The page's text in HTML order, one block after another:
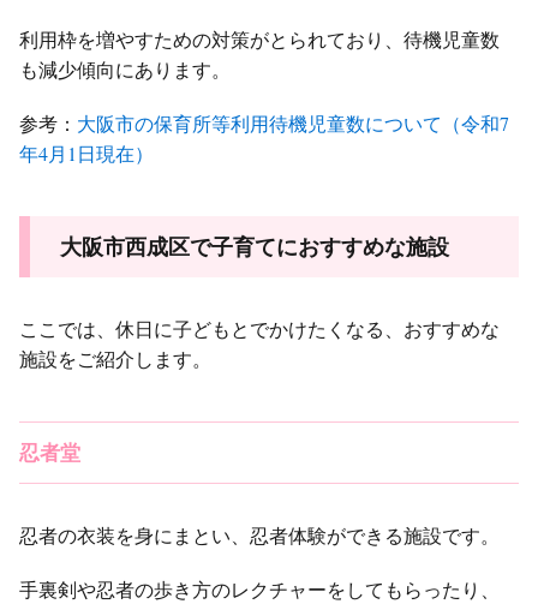
利用枠を増やすための対策がとられており、待機児童数
も減少傾向にあります。
参考： 大阪市の保育所等利用待機児童数について（令和7
年4月1日現在）
大阪市西成区で子育てにおすすめな施設
ここでは、休日に子どもとでかけたくなる、おすすめな
施設をご紹介します。
忍者堂
忍者の衣装を身にまとい、忍者体験ができる施設です。
手裏剣や忍者の歩き方のレクチャーをしてもらったり、